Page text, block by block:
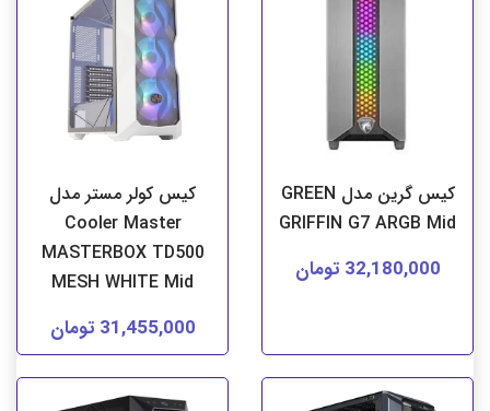
کیس گرین مدل GREEN
GRIFFIN G7 ARGB Mid
32,180,000 تومان
کیس کولر مستر مدل
Cooler Master
MASTERBOX TD500
MESH WHITE Mid
31,455,000 تومان